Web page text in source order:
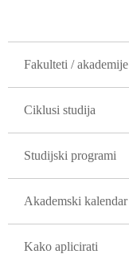
Fakulteti / akademije
Ciklusi studija
Studijski programi
Akademski kalendar
Kako aplicirati